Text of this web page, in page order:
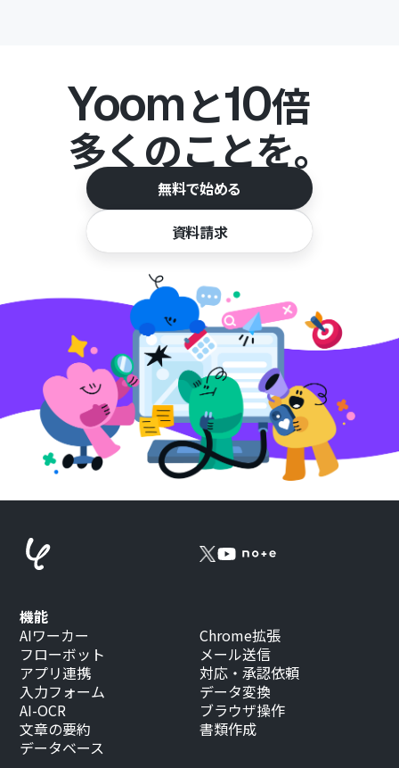
Yoomと10倍
多くのことを。
無料で始める
資料請求
機能
AIワーカー
フローボット
アプリ連携
入力フォーム
AI-OCR
文章の要約
データベース
Chrome拡張
メール送信
対応・承認依頼
データ変換
ブラウザ操作
書類作成